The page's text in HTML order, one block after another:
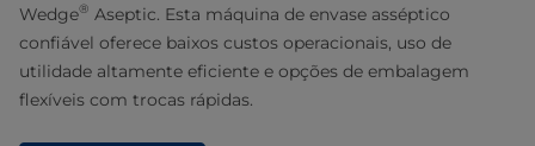
Wedge® Aseptic. Esta máquina de envase asséptico
confiável oferece baixos custos operacionais, uso de
utilidade altamente eficiente e opções de embalagem
flexíveis com trocas rápidas.